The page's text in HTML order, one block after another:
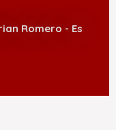
Romero - Es